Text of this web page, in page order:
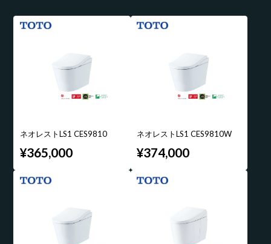
ネオレストLS1 CES9810
¥365,000
ネオレストLS1 CES9810W
¥374,000